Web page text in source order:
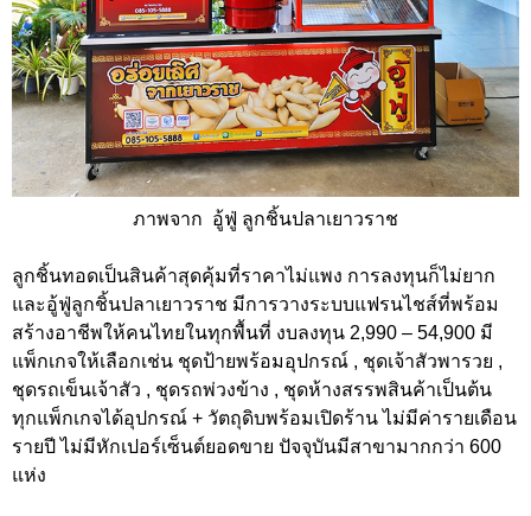
ภาพจาก อู้ฟู่ ลูกชิ้นปลาเยาวราช
ลูกชิ้นทอดเป็นสินค้าสุดคุ้มที่ราคาไม่แพง การลงทุนก็ไม่ยาก
และอู้ฟู่ลูกชิ้นปลาเยาวราช มีการวางระบบแฟรนไชส์ที่พร้อม
สร้างอาชีพให้คนไทยในทุกพื้นที่ งบลงทุน 2,990 – 54,900 มี
แพ็กเกจให้เลือกเช่น ชุดป้ายพร้อมอุปกรณ์ , ชุดเจ้าสัวพารวย ,
ชุดรถเข็นเจ้าสัว , ชุดรถพ่วงข้าง , ชุดห้างสรรพสินค้าเป็นต้น
ทุกแพ็กเกจได้อุปกรณ์ + วัตถุดิบพร้อมเปิดร้าน ไม่มีค่ารายเดือน
รายปี ไม่มีหักเปอร์เซ็นต์ยอดขาย ปัจจุบันมีสาขามากกว่า 600
แห่ง